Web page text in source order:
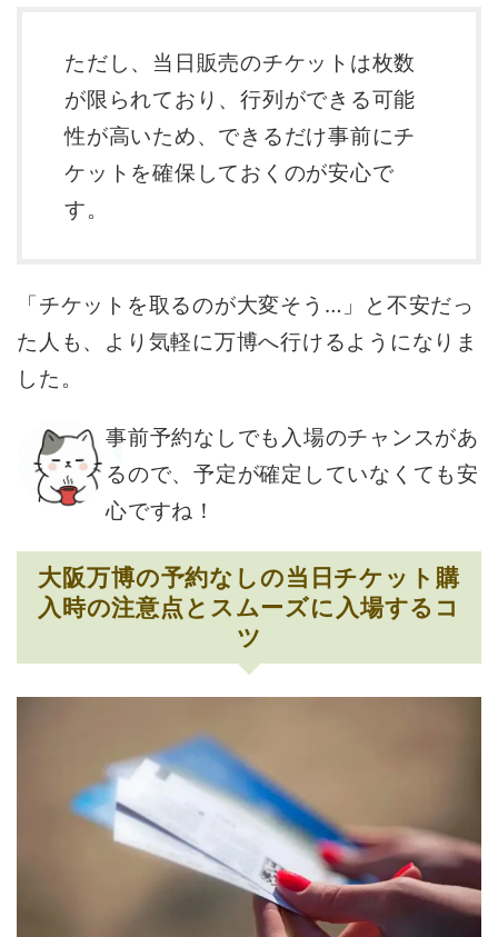
ただし、当日販売のチケットは枚数
が限られており、行列ができる可能
性が高いため、できるだけ事前にチ
ケットを確保しておくのが安心で
す。
「チケットを取るのが大変そう…」と不安だっ
た人も、より気軽に万博へ行けるようになりま
した。
事前予約なしでも入場のチャンスがあ
るので、予定が確定していなくても安
心ですね！
大阪万博の予約なしの当日チケット購
入時の注意点とスムーズに入場するコ
ツ